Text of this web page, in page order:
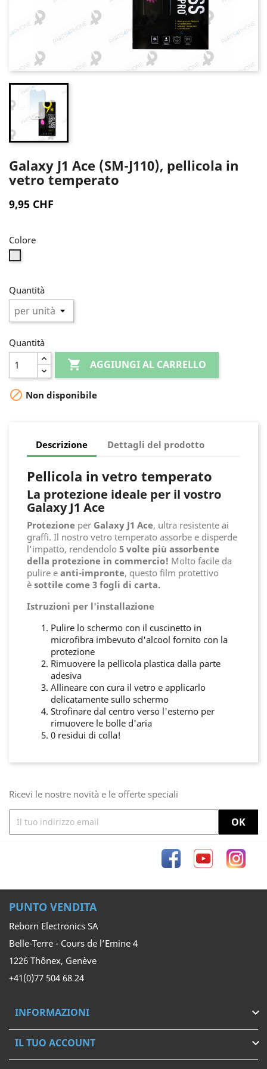
Galaxy J1 Ace (SM-J110), pellicola in
vetro temperato
9,95 CHF
Colore
Quantità
Quantità
 AGGIUNGI AL CARRELLO
 Non disponibile
Descrizione Dettagli del prodotto
Pellicola in vetro temperato
La protezione ideale per il vostro
Galaxy J1 Ace
Protezione per Galaxy J1 Ace, ultra resistente ai
graffi. Il nostro vetro temperato assorbe e disperde
l'impatto, rendendolo 5 volte più assorbente
della protezione in commercio! Molto facile da
pulire e anti-impronte, questo film protettivo
è sottile come 3 fogli di carta.
Istruzioni per l'installazione
Pulire lo schermo con il cuscinetto in
microfibra imbevuto d'alcool fornito con la
protezione
Rimuovere la pellicola plastica dalla parte
adesiva
Allineare con cura il vetro e applicarlo
delicatamente sullo schermo
Strofinare dal centro verso l'esterno per
rimuovere le bolle d'aria
0 residui di colla!
Ricevi le nostre novità e le offerte speciali
FacebookYouTube
PUNTO VENDITA
Reborn Electronics SA
Belle-Terre - Cours de l’Emine 4
1226 Thônex, Genève
+41(0)77 504 68 24
INFORMAZIONI 
IL TUO ACCOUNT 